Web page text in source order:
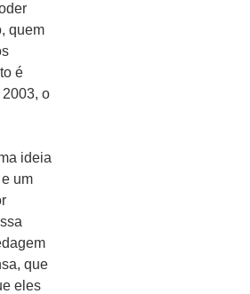
quem
é
o
ideia
um
que
eles